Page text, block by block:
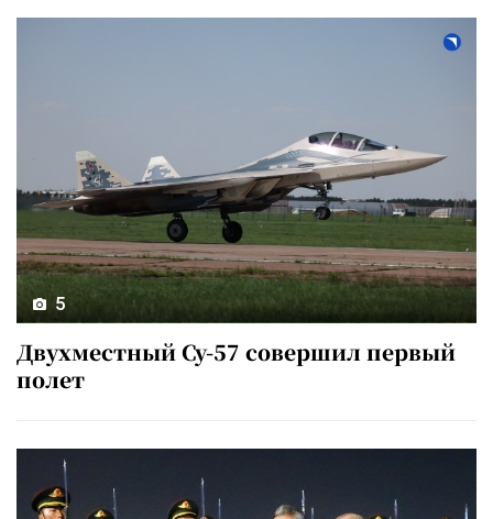
5
Двухместный Су-57 совершил первый
полет